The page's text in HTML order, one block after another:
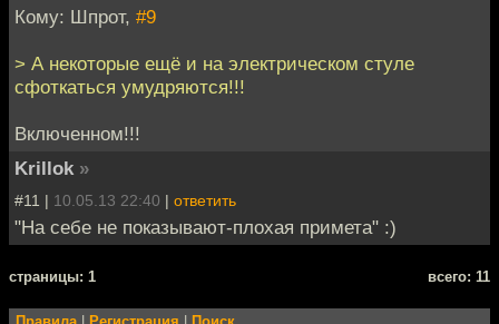
Кому: Шпрот, #9
> А некоторые ещё и на электрическом стуле
сфоткаться умудряются!!!
Включенном!!!
Krillok »
#11 | 10.05.13 22:40 | ответить
"На себе не показывают-плохая примета" :)
cтраницы: 1 всего: 11